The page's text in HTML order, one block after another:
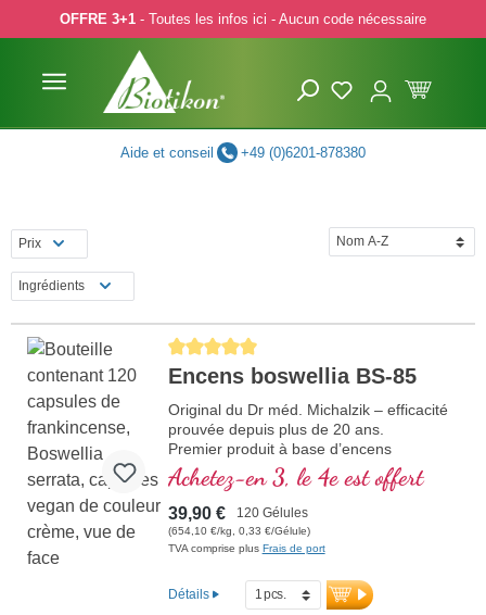
to main content
Skip to search
Skip to main navigation
OFFRE 3+1 - Toutes les infos ici - Aucun code nécessaire
Aide et conseil +49 (0)6201-878380
Prix
Ingrédients
Average rating of 5 out of 5 stars
Encens boswellia BS-85
Original du Dr méd. Michalzik – efficacité
prouvée depuis plus de 20 ans.
Premier produit à base d’encens
fortement dosé avec 85 % d’acides
boswelliques sur le marché allemand.
Développé pour une biodisponibilité
optimale.
Hypoallergénique grâce à la technologie
critères de qualité du Dr méd. Michalzik.
Récolté en douceur et de manière durable
Achetez-en 3, le 4e est offert
39,90 € 120 Gélules
(654,10 €/kg, 0,33 €/Gélule)
TVA comprise plus Frais de port
Détails